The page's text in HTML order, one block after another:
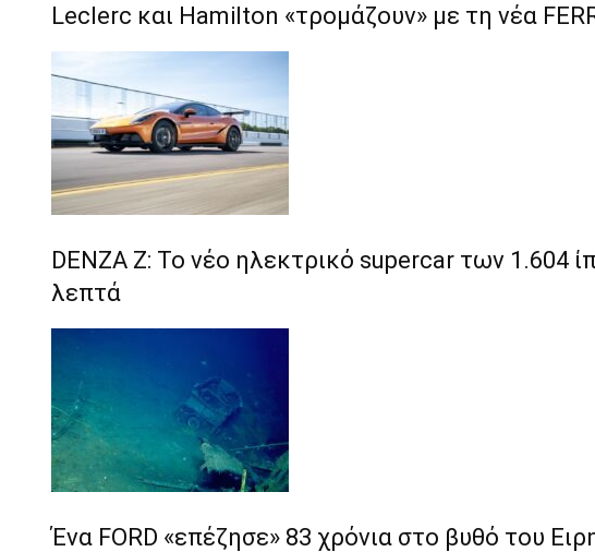
Leclerc και Hamilton «τρομάζουν» με τη νέα
DENZA Z: Το νέο ηλεκτρικό supercar των 1.604
λεπτά
Ένα FORD «επέζησε» 83 χρόνια στο βυθό του